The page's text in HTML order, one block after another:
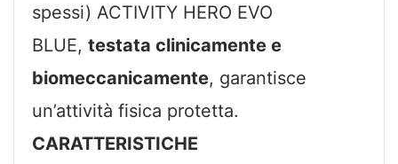
spessi) ACTIVITY HERO EVO
BLUE, testata clinicamente e
biomeccanicamente, garantisce
un’attività fisica protetta.
CARATTERISTICHE